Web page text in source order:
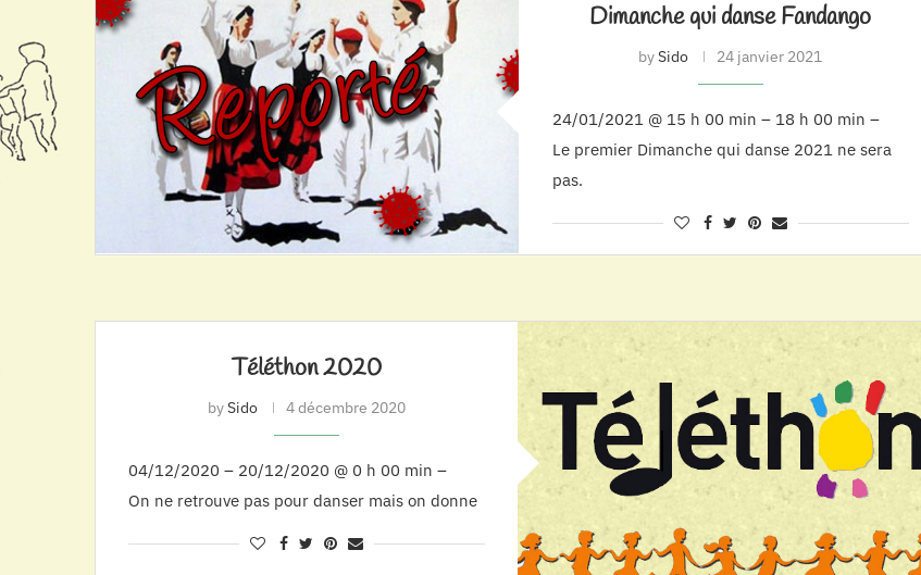
Dimanche qui danse Fandango
bySido 24 janvier 2021
24/01/2021 @ 15 h 00 min – 18 h 00 min –
Le premier Dimanche qui danse 2021 ne sera
pas.
Téléthon 2020
bySido 4 décembre 2020
04/12/2020 – 20/12/2020 @ 0 h 00 min –
On ne retrouve pas pour danser mais on donne